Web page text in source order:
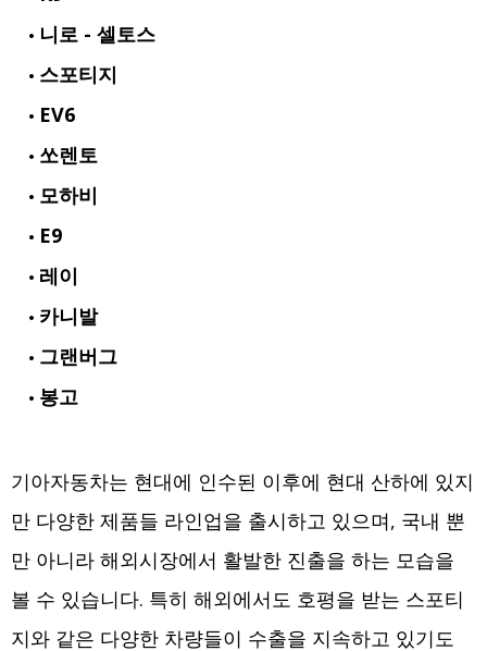
니로 - 셀토스
스포티지
EV6
쏘렌토
모하비
E9
레이
카니발
그랜버그
봉고
기아자동차는 현대에 인수된 이후에 현대 산하에 있지
만 다양한 제품들 라인업을 출시하고 있으며, 국내 뿐
만 아니라 해외시장에서 활발한 진출을 하는 모습을
볼 수 있습니다. 특히 해외에서도 호평을 받는 스포티
지와 같은 다양한 차량들이 수출을 지속하고 있기도